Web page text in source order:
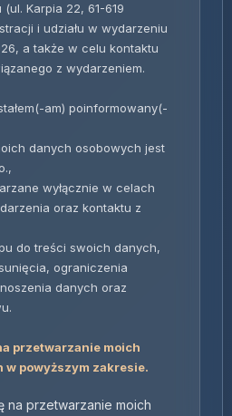
Karpia 22, 61-619
i udziału w wydarzeniu
a także w celu kontaktu
z wydarzeniem.
am) poinformowany(-
danych osobowych jest
wyłącznie w celach
oraz kontaktu z
do treści swoich danych,
ograniczenia
danych oraz
przetwarzanie moich
w powyższym zakresie.
na przetwarzanie moich